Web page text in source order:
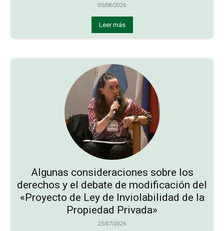
05/08/2026
Leer más
Algunas consideraciones sobre los
derechos y el debate de modificación del
«Proyecto de Ley de Inviolabilidad de la
Propiedad Privada»
23/07/2026